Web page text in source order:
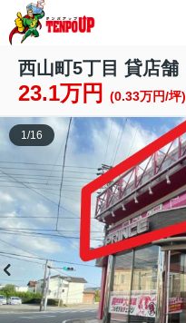
西山町5丁目 貸店舗
23.1万円 (0.33万円/坪)
1/16